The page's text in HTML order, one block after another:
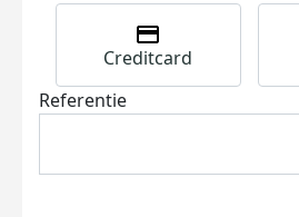
Creditcard
Referentie